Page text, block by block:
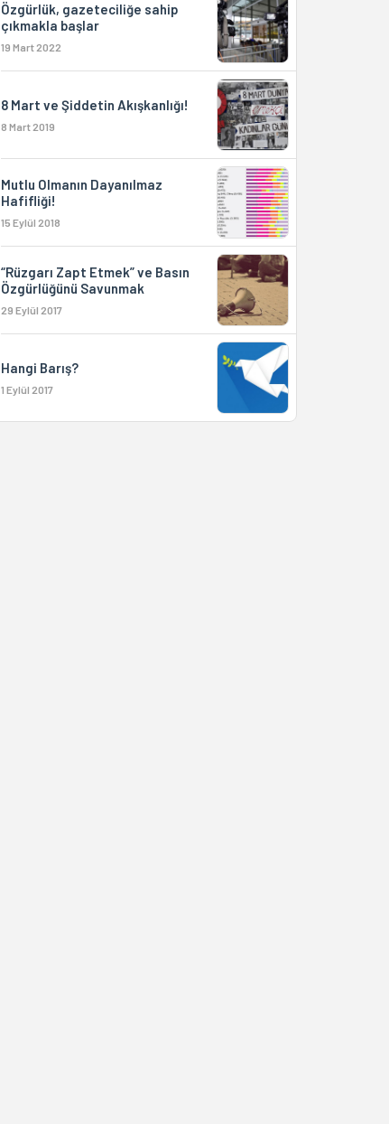
Özgürlük, gazeteciliğe sahip
çıkmakla başlar
19 Mart 2022
8 Mart ve Şiddetin Akışkanlığı!
8 Mart 2019
Mutlu Olmanın Dayanılmaz
Hafifliği!
15 Eylül 2018
“Rüzgarı Zapt Etmek” ve Basın
Özgürlüğünü Savunmak
29 Eylül 2017
Hangi Barış?
1 Eylül 2017